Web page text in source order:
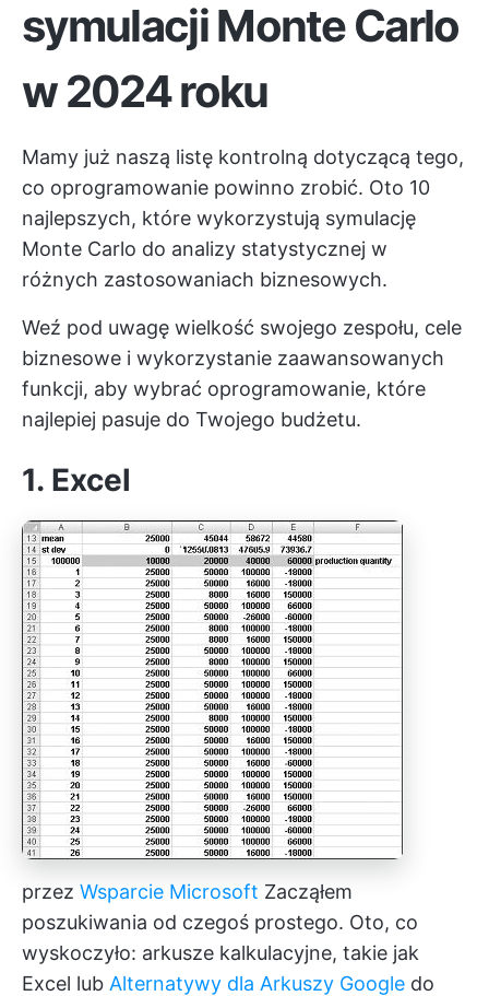
symulacji Monte Carlo
w 2024 roku
Mamy już naszą listę kontrolną dotyczącą tego,
co oprogramowanie powinno zrobić. Oto 10
najlepszych, które wykorzystują symulację
Monte Carlo do analizy statystycznej w
różnych zastosowaniach biznesowych.
Weź pod uwagę wielkość swojego zespołu, cele
biznesowe i wykorzystanie zaawansowanych
funkcji, aby wybrać oprogramowanie, które
najlepiej pasuje do Twojego budżetu.
1. Excel
przez Wsparcie Microsoft Zacząłem
poszukiwania od czegoś prostego. Oto, co
wyskoczyło: arkusze kalkulacyjne, takie jak
Excel lub Alternatywy dla Arkuszy Google do